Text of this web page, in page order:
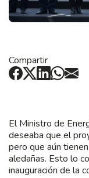
Compartir
El Ministro de
deseaba que el
pero que aún
aledañas. Esto lo
inauguración de la